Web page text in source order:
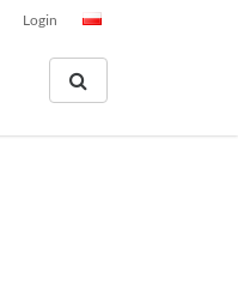
Login